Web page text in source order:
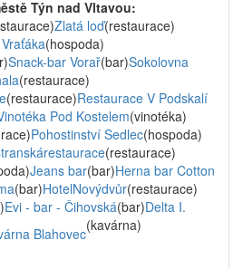
Týn nad Vltavou:
Zlatá loď(restaurace)
(hospoda)
Snack-bar Vorař(bar)Sokolovna
(restaurace)
(restaurace)Restaurace V Podskalí
Pod Kostelem(vinotéka)
Pohostinství Sedlec(hospoda)
(restaurace)
Jeans bar(bar)Herna bar Cotton
(bar)HotelNovýdvůr(restaurace)
Evi - bar - Čihovská(bar)Delta I.
Blahovec(kavárna)